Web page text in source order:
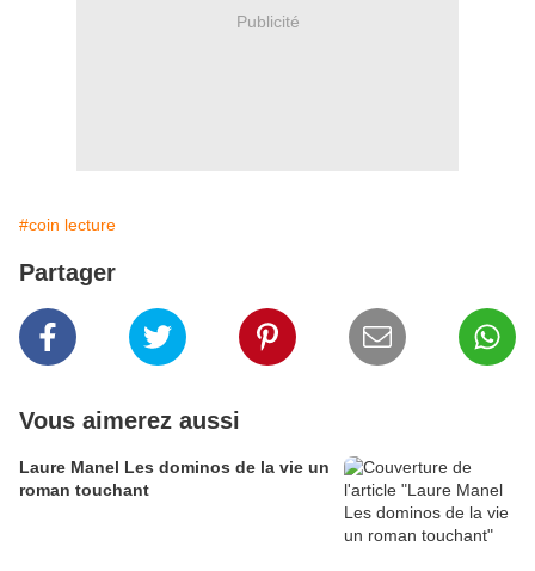
Publicité
#coin lecture
Partager
Vous aimerez aussi
Laure Manel Les dominos de la vie un
roman touchant